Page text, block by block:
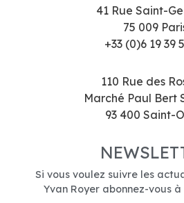
41 Rue Saint-
75 009
+33 (0)6 19 39
110 Rue des
Marché Paul Bert
93 400 Saint-
Si vous voulez suivre les
Yvan Royer abonnez-vous